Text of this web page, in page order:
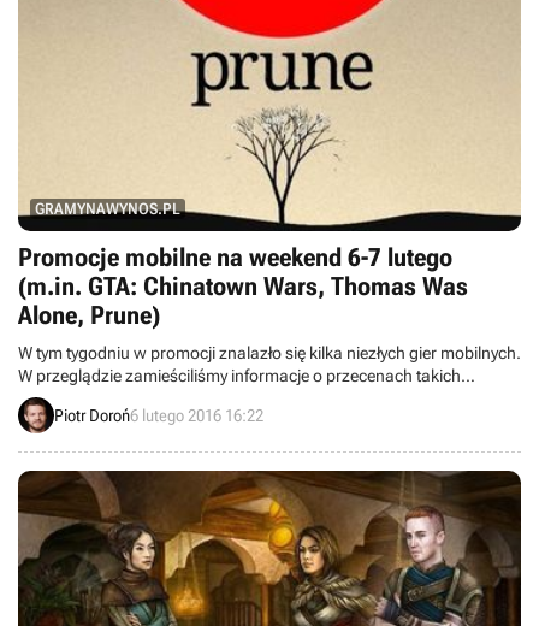
GRAMYNAWYNOS.PL
Promocje mobilne na weekend 6-7 lutego
(m.in. GTA: Chinatown Wars, Thomas Was
Alone, Prune)
W tym tygodniu w promocji znalazło się kilka niezłych gier mobilnych.
W przeglądzie zamieściliśmy informacje o przecenach takich
produkcji jak GTA: Chinatown Wars, Thomas Was Alone, seria
Blackwell oraz Prune.
Piotr Doroń6 lutego 2016 16:22